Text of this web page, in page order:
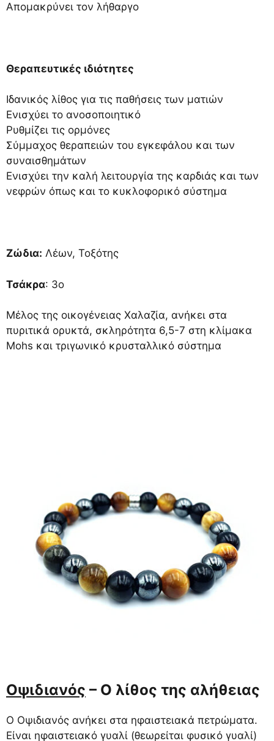
Απομακρύνει τον λήθαργο
Θεραπευτικές ιδιότητες
Ιδανικός λίθος για τις παθήσεις των ματιών
Ενισχύει το ανοσοποιητικό
Ρυθμίζει τις ορμόνες
Σύμμαχος θεραπειών του εγκεφάλου και των
συναισθημάτων
Ενισχύει την καλή λειτουργία της καρδιάς και των
νεφρών όπως και το κυκλοφορικό σύστημα
Ζώδια: Λέων, Τοξότης
Τσάκρα: 3ο
Μέλος της οικογένειας Χαλαζία, ανήκει στα
πυριτικά ορυκτά, σκληρότητα 6,5-7 στη κλίμακα
Mohs και τριγωνικό κρυσταλλικό σύστημα
Οψιδιανός – Ο λίθος της αλήθειας
Ο Οψιδιανός ανήκει στα ηφαιστειακά πετρώματα.
Είναι ηφαιστειακό γυαλί (θεωρείται φυσικό γυαλί)